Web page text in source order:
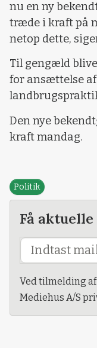
nu en ny
træde i kraft på
netop dette,
Til gengæld
for ansættelse
Den nye
kraft mandag.
Politik
Få
Ved tilmelding
Mediehus A/S